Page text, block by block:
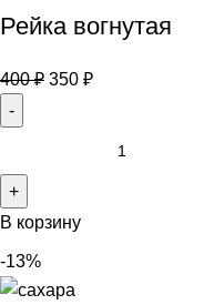
Рейка вогнутая
400₽ 350 ₽
В корзину
-13%